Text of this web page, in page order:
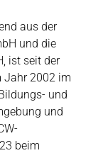
aus der
und die
ist seit der
Jahr 2002 im
und
und
beim